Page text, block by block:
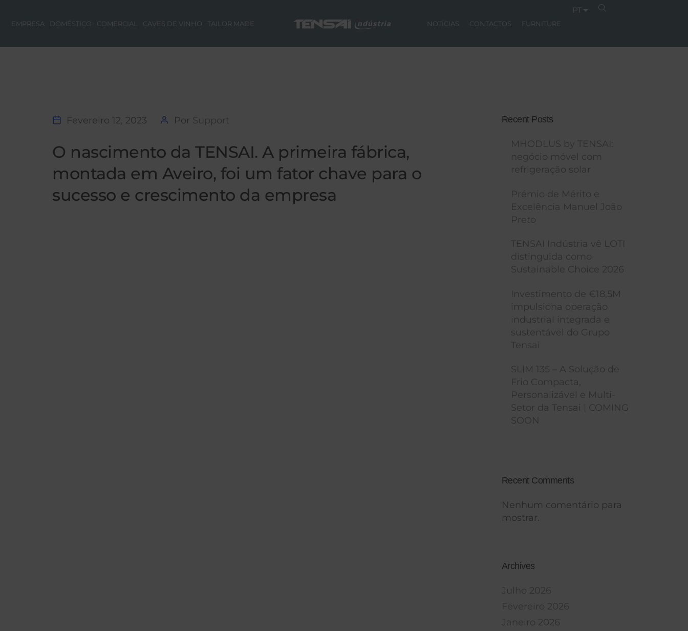
EMPRESA DOMÉSTICO COMERCIAL CAVES DE VINHO TAILOR MADE NOTÍCIAS CONTACTOS FURNITURE
PT
Fevereiro 12, 2023 Por Support
O nascimento da TENSAI. A primeira fábrica,
montada em Aveiro, foi um fator chave para o
sucesso e crescimento da empresa
Recent Posts
MHODLUS by TENSAI:
negócio móvel com
refrigeração solar
Prémio de Mérito e
Excelência Manuel João
Preto
TENSAI Indústria vê LOTI
distinguida como
Sustainable Choice 2026
Investimento de €18,5M
impulsiona operação
industrial integrada e
sustentável do Grupo
Tensai
SLIM 135 – A Solução de
Frio Compacta,
Personalizável e Multi-
Setor da Tensai | COMING
SOON
Recent Comments
Nenhum comentário para
mostrar.
Archives
Julho 2026
Fevereiro 2026
Janeiro 2026